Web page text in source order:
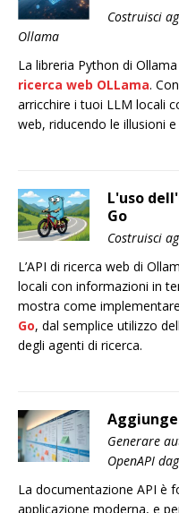
Costruisci
Ollama
La libreria Python di
ricerca web OLLama.
arricchire i tuoi LLM locali
web, riducendo le illusioni
L'uso
Go
Costruisci
L’API di ricerca web di
locali con informazioni in
mostra come implementare
Go, dal semplice utilizzo
degli agenti di ricerca.
Generare
OpenAPI
La documentazione API è
applicazione moderna, e